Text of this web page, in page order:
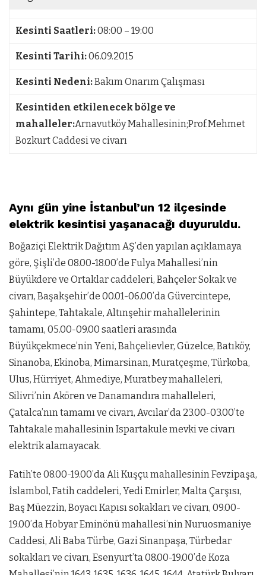
Kesinti Saatleri:08:00 – 19:00
Kesinti Tarihi:06.09.2015
Kesinti Nedeni:Bakım Onarım Çalışması
Kesintiden etkilenecek bölge ve
mahalleler:Arnavutköy Mahallesinin;Prof.Mehmet
Bozkurt Caddesi ve civarı
Aynı gün yine İstanbul’un 12 ilçesinde
elektrik kesintisi yaşanacağı duyuruldu.
Boğaziçi Elektrik Dağıtım AŞ’den yapılan açıklamaya
göre, Şişli’de 08.00-18.00’de Fulya Mahallesi’nin
Büyükdere ve Ortaklar caddeleri, Bahçeler Sokak ve
civarı, Başakşehir’de 00.01-06.00’da Güvercintepe,
Şahintepe, Tahtakale, Altınşehir mahallelerinin
tamamı, 05.00-09.00 saatleri arasında
Büyükçekmece’nin Yeni, Bahçelievler, Güzelce, Batıköy,
Sinanoba, Ekinoba, Mimarsinan, Muratçeşme, Türkoba,
Ulus, Hürriyet, Ahmediye, Muratbey mahalleleri,
Silivri’nin Akören ve Danamandıra mahalleleri,
Çatalca’nın tamamı ve civarı, Avcılar’da 23.00-03.00’te
Tahtakale mahallesinin Ispartakule mevki ve civarı
elektrik alamayacak.
Fatih’te 08.00-19.00’da Ali Kuşçu mahallesinin Fevzipaşa,
İslambol, Fatih caddeleri, Yedi Emirler, Malta Çarşısı,
Baş Müezzin, Boyacı Kapısı sokakları ve civarı, 09.00-
19.00’da Hobyar Eminönü mahallesi’nin Nuruosmaniye
Caddesi, Ali Baba Türbe, Gazi Sinanpaşa, Türbedar
sokakları ve civarı, Esenyurt’ta 08.00-19.00’de Koza